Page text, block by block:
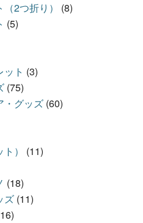
2つ折り）
(8)
(5)
ト (3)
(75)
・グッズ (60)
）
(11)
(18)
ズ (11)